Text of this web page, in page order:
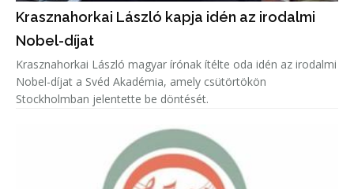
Krasznahorkai László kapja idén az irodalmi
Nobel-díjat
Krasznahorkai László magyar írónak ítélte oda idén az irodalmi
Nobel-díjat a Svéd Akadémia, amely csütörtökön
Stockholmban jelentette be döntését.